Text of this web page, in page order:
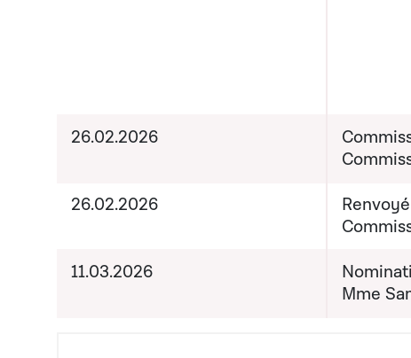
26.02.2026
26.02.2026
11.03.2026
Mme